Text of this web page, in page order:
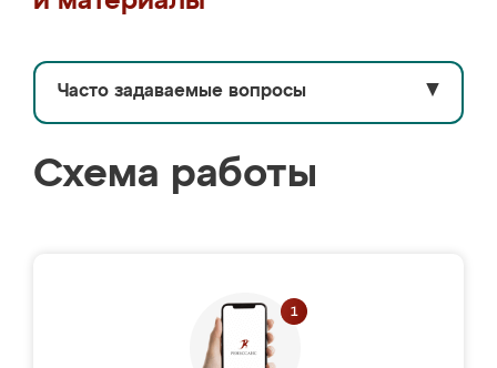
Часто задаваемые вопросы ▼
Схема работы